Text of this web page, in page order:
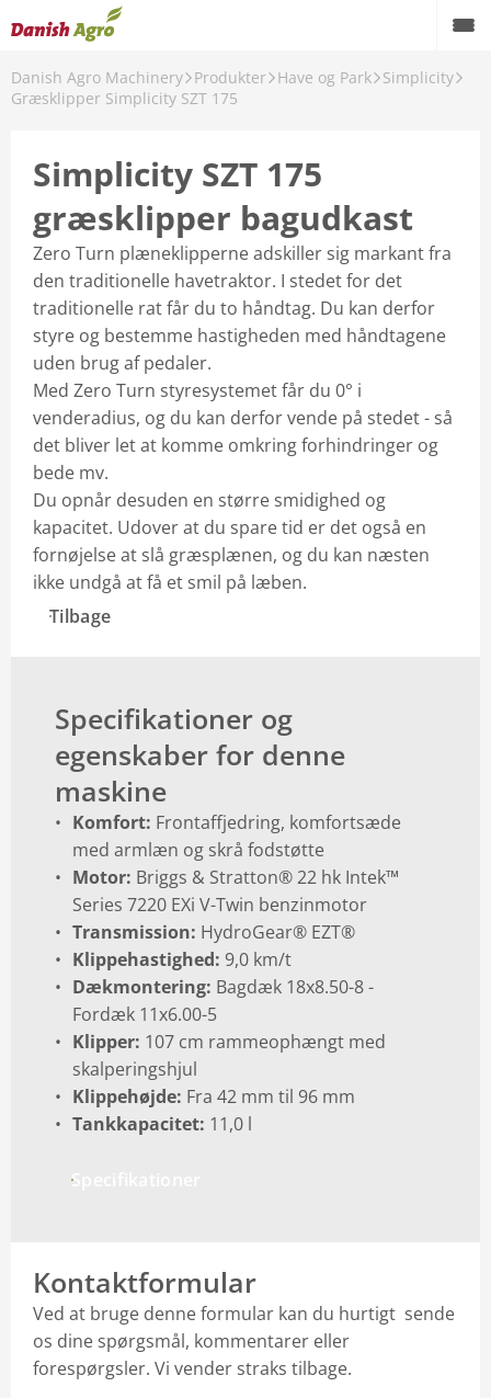
Danish Agro Machinery Produkter Have og Park Simplicity
Græsklipper Simplicity SZT 175
Simplicity SZT 175
græsklipper bagudkast
Zero Turn plæneklipperne adskiller sig markant fra
den traditionelle havetraktor. I stedet for det
traditionelle rat får du to håndtag. Du kan derfor
styre og bestemme hastigheden med håndtagene
uden brug af pedaler.
Med Zero Turn styresystemet får du 0° i
venderadius, og du kan derfor vende på stedet - så
det bliver let at komme omkring forhindringer og
bede mv.
Du opnår desuden en større smidighed og
kapacitet. Udover at du spare tid er det også en
fornøjelse at slå græsplænen, og du kan næsten
ikke undgå at få et smil på læben.
Tilbage
Specifikationer og
egenskaber for denne
maskine
Komfort: Frontaffjedring, komfortsæde
med armlæn og skrå fodstøtte
Motor: Briggs & Stratton® 22 hk Intek™
Series 7220 EXi V-Twin benzinmotor
Transmission: HydroGear® EZT®
Klippehastighed: 9,0 km/t
Dækmontering: Bagdæk 18x8.50-8 -
Fordæk 11x6.00-5
Klipper: 107 cm rammeophængt med
skalperingshjul
Klippehøjde: Fra 42 mm til 96 mm
Tankkapacitet: 11,0 l
Specifikationer
Kontaktformular
Ved at bruge denne formular kan du hurtigt sende
os dine spørgsmål, kommentarer eller
forespørgsler. Vi vender straks tilbage.